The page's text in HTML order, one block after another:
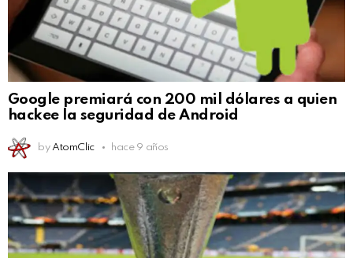
Google premiará con 200 mil dólares a quien
hackee la seguridad de Android
by AtomClic hace 9 años